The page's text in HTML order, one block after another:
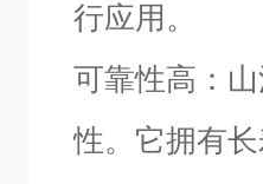
行应用。
可靠性高：
性。它拥有